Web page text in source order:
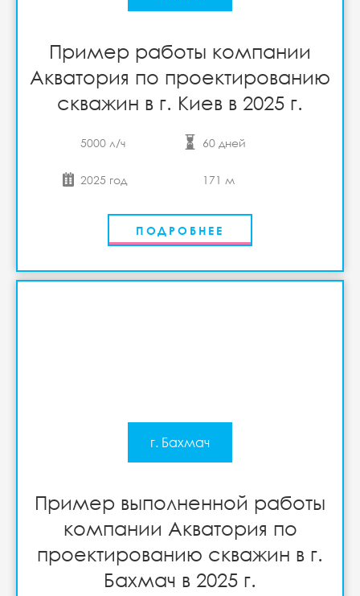
Пример работы компании
Акватория по проектированию
скважин в г. Киев в 2025 г.
5000 л/ч 60 дней
2025 год 171 м
ПОДРОБНЕЕ
г. Бахмач
Пример выполненной работы
компании Акватория по
проектированию скважин в г.
Бахмач в 2025 г.